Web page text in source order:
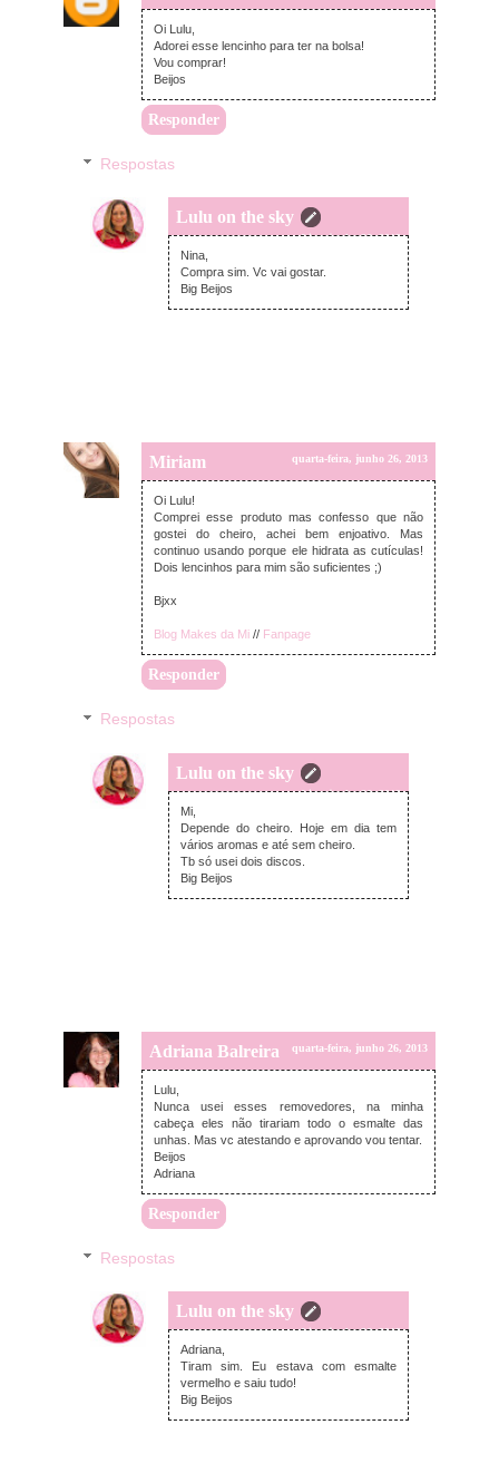
Oi Lulu,
Adorei esse lencinho para ter na bolsa!
Vou comprar!
Beijos
Responder
Respostas
Lulu on the sky
quarta-feira, junho 26, 2013
Nina,
Compra sim. Vc vai gostar.
Big Beijos
Miriam quarta-feira, junho 26, 2013
Oi Lulu!
Comprei esse produto mas confesso que não
gostei do cheiro, achei bem enjoativo. Mas
continuo usando porque ele hidrata as cutículas!
Dois lencinhos para mim são suficientes ;)
Bjxx
Blog Makes da Mi // Fanpage
Responder
Respostas
Lulu on the sky
quarta-feira, junho 26, 2013
Mi,
Depende do cheiro. Hoje em dia tem
vários aromas e até sem cheiro.
Tb só usei dois discos.
Big Beijos
Adriana Balreira quarta-feira, junho 26, 2013
Lulu,
Nunca usei esses removedores, na minha
cabeça eles não tirariam todo o esmalte das
unhas. Mas vc atestando e aprovando vou tentar.
Beijos
Adriana
Responder
Respostas
Lulu on the sky
quarta-feira, junho 26, 2013
Adriana,
Tiram sim. Eu estava com esmalte
vermelho e saiu tudo!
Big Beijos